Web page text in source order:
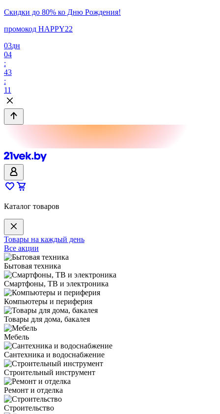
Скидки до 80% ко Дню Рождения!
промокод HAPPY22
03дн
04
:
43
:
11
Каталог товаров
Товары на каждый день
Все акции
Бытовая техника
Смартфоны, ТВ и электроника
Компьютеры и периферия
Товары для дома, бакалея
Мебель
Сантехника и водоснабжение
Строительный инструмент
Ремонт и отделка
Строительство